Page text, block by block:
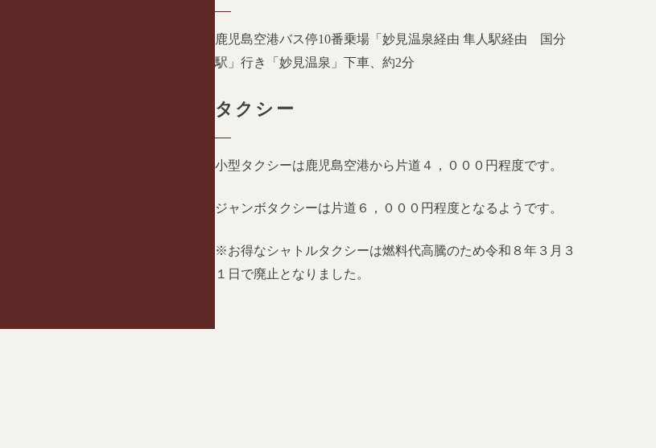
鹿児島空港バス停10番乗場「妙見温泉経由 隼人駅経由 国分
駅」行き「妙見温泉」下車、約2分
タクシー
小型タクシーは鹿児島空港から片道４，０００円程度です。
ジャンボタクシーは片道６，０００円程度となるようです。
※お得なシャトルタクシーは燃料代高騰のため令和８年３月３
１日で廃止となりました。